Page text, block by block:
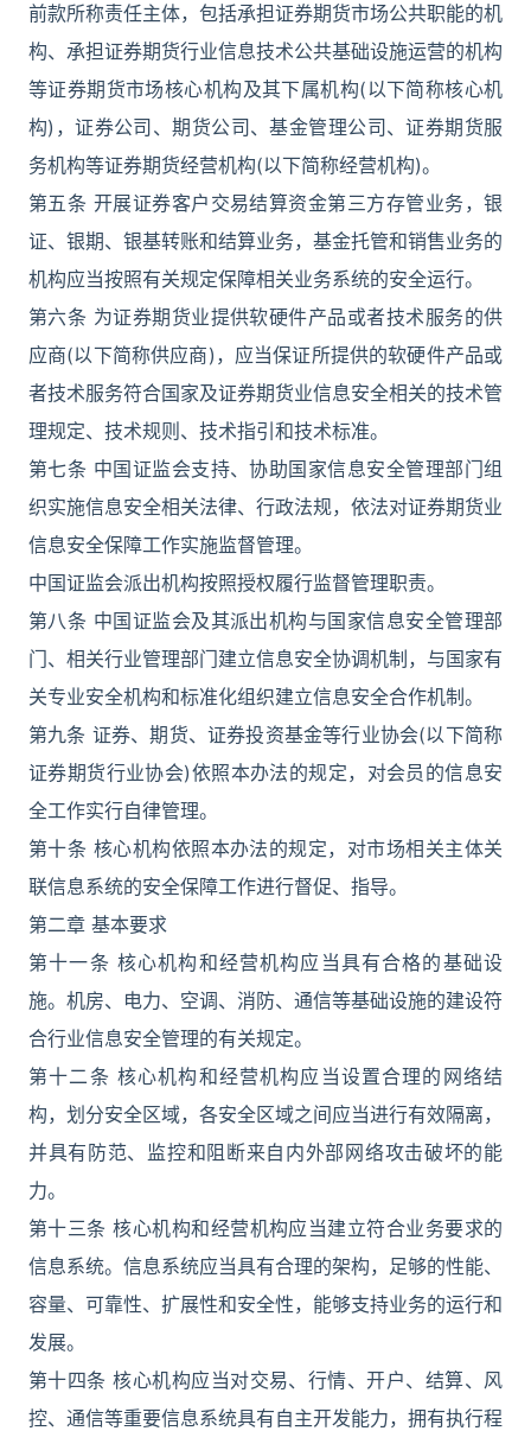
前款所称责任主体，包括承担证券期货市场公共职能的机
构、承担证券期货行业信息技术公共基础设施运营的机构
等证券期货市场核心机构及其下属机构(以下简称核心机
构)，证券公司、期货公司、基金管理公司、证券期货服
务机构等证券期货经营机构(以下简称经营机构)。
第五条 开展证券客户交易结算资金第三方存管业务，银
证、银期、银基转账和结算业务，基金托管和销售业务的
机构应当按照有关规定保障相关业务系统的安全运行。
第六条 为证券期货业提供软硬件产品或者技术服务的供
应商(以下简称供应商)，应当保证所提供的软硬件产品或
者技术服务符合国家及证券期货业信息安全相关的技术管
理规定、技术规则、技术指引和技术标准。
第七条 中国证监会支持、协助国家信息安全管理部门组
织实施信息安全相关法律、行政法规，依法对证券期货业
信息安全保障工作实施监督管理。
中国证监会派出机构按照授权履行监督管理职责。
第八条 中国证监会及其派出机构与国家信息安全管理部
门、相关行业管理部门建立信息安全协调机制，与国家有
关专业安全机构和标准化组织建立信息安全合作机制。
第九条 证券、期货、证券投资基金等行业协会(以下简称
证券期货行业协会)依照本办法的规定，对会员的信息安
全工作实行自律管理。
第十条 核心机构依照本办法的规定，对市场相关主体关
联信息系统的安全保障工作进行督促、指导。
第二章 基本要求
第十一条 核心机构和经营机构应当具有合格的基础设
施。机房、电力、空调、消防、通信等基础设施的建设符
合行业信息安全管理的有关规定。
第十二条 核心机构和经营机构应当设置合理的网络结
构，划分安全区域，各安全区域之间应当进行有效隔离，
并具有防范、监控和阻断来自内外部网络攻击破坏的能
力。
第十三条 核心机构和经营机构应当建立符合业务要求的
信息系统。信息系统应当具有合理的架构，足够的性能、
容量、可靠性、扩展性和安全性，能够支持业务的运行和
发展。
第十四条 核心机构应当对交易、行情、开户、结算、风
控、通信等重要信息系统具有自主开发能力，拥有执行程